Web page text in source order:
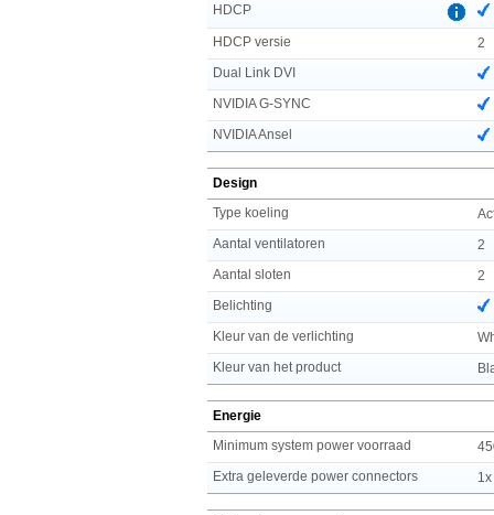
HDCP
HDCP versie
2
Dual Link DVI
NVIDIA G-SYNC
NVIDIA Ansel
Design
Type koeling
Aantal ventilatoren
2
Aantal sloten
2
Belichting
Kleur van de verlichting
Kleur van het product
Energie
Minimum system power voorraad
Extra geleverde power connectors